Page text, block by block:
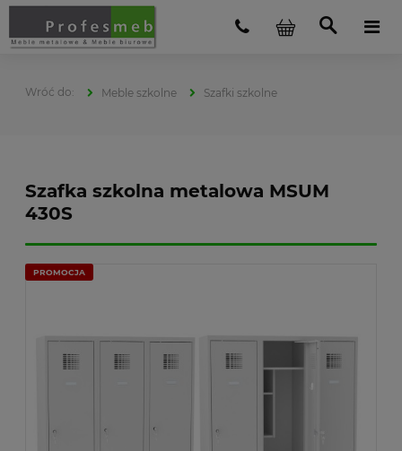
Meble szkolne Szafki szkolne
Szafka szkolna metalowa MSUM
430S
PROMOCJA